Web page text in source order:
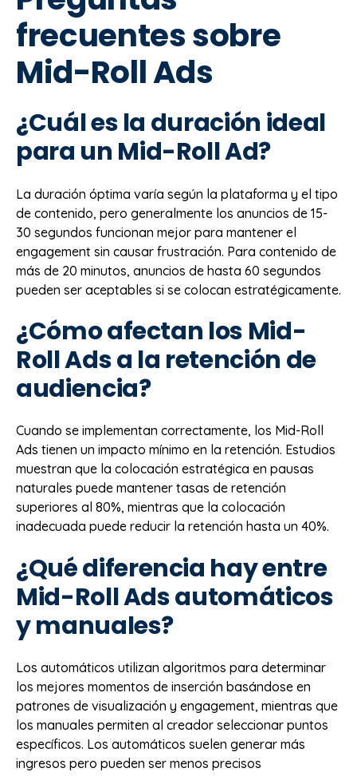
frecuentes sobre
Mid-Roll Ads
¿Cuál es la duración ideal
para un Mid-Roll Ad?
La duración óptima varía según la plataforma y el tipo
de contenido, pero generalmente los anuncios de 15-
30 segundos funcionan mejor para mantener el
engagement sin causar frustración. Para contenido de
más de 20 minutos, anuncios de hasta 60 segundos
pueden ser aceptables si se colocan estratégicamente.
¿Cómo afectan los Mid-
Roll Ads a la retención de
audiencia?
Cuando se implementan correctamente, los Mid-Roll
Ads tienen un impacto mínimo en la retención. Estudios
muestran que la colocación estratégica en pausas
naturales puede mantener tasas de retención
superiores al 80%, mientras que la colocación
inadecuada puede reducir la retención hasta un 40%.
¿Qué diferencia hay entre
Mid-Roll Ads automáticos
y manuales?
Los automáticos utilizan algoritmos para determinar
los mejores momentos de inserción basándose en
patrones de visualización y engagement, mientras que
los manuales permiten al creador seleccionar puntos
específicos. Los automáticos suelen generar más
ingresos pero pueden ser menos precisos